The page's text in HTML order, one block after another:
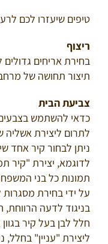
טיפים שיעזרו לכם
ריצוף
תיצור תחושה של
צביעת הבית
כדאי להשתמש
לתרום ליצירת אשליה
ניתן לבחור קיר אחד
לדוגמא, יצירת "קיר
תמונות כל בני
על ידי בחירת מסגרות
בניגוד לדעה הרווחת,
חלל לבן בעל קיר
ליצירת "עניין" בחלל,